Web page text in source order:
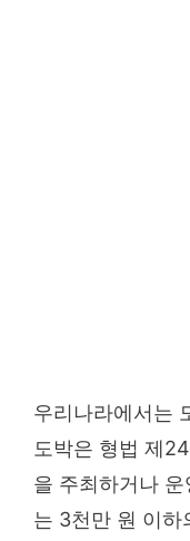
우리나라에서는
도박은 형법 제
을 주최하거나
는 3천만 원 이하